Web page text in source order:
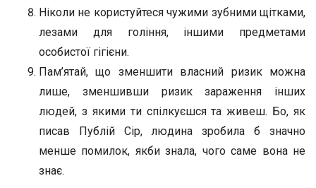
Ніколи не користуйтеся чужими зубними щітками,
лезами для гоління, іншими предметами
особистої гігієни.
Пам’ятай, що зменшити власний ризик можна
лише, зменшивши ризик зараження інших
людей, з якими ти спілкуєшся та живеш. Бо, як
писав Публій Сір, людина зробила б значно
менше помилок, якби знала, чого саме вона не
знає.